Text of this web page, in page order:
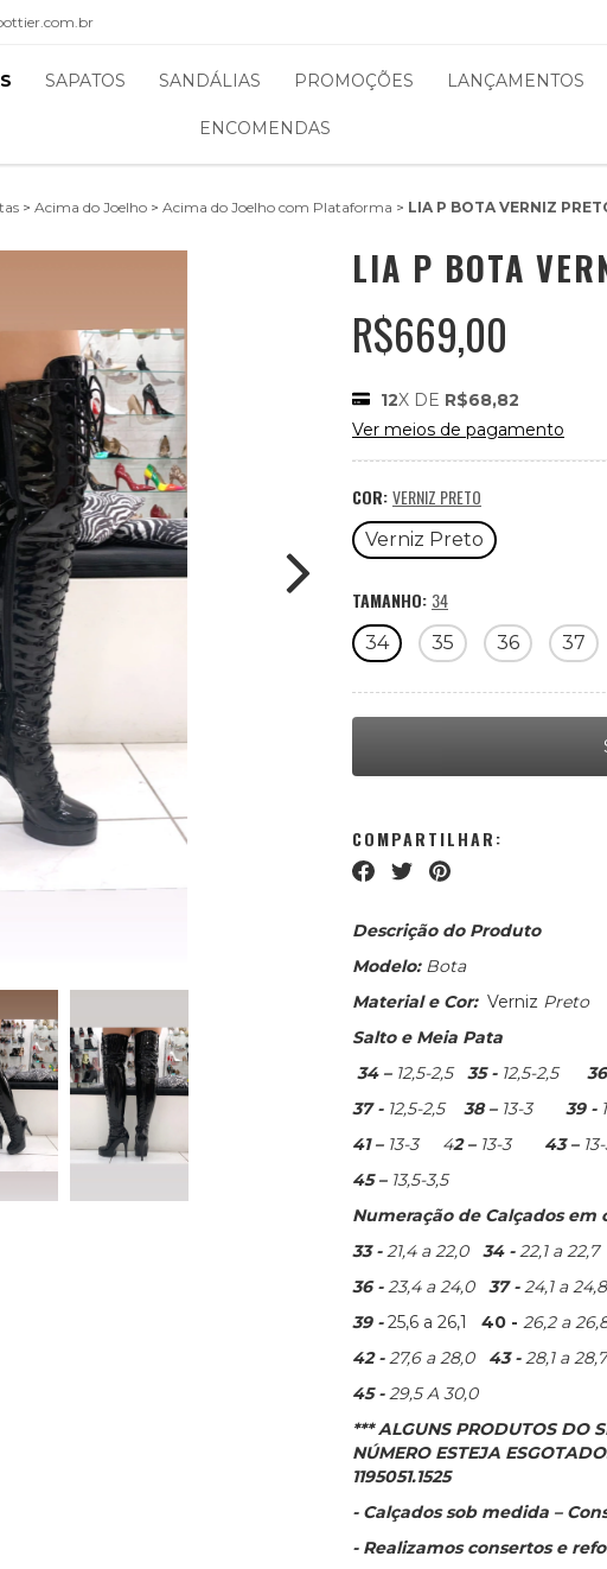
SAPATOS SANDÁLIAS PROMOÇÕES LANÇAMENTOS
ENCOMENDAS
> Acima do Joelho > Acima do Joelho com Plataforma > LIA P BOTA VERNIZ
LIA P BOTA
R$669,00
12X DE R$68,82
Ver meios de pagamento
COR:VERNIZ PRETO
Verniz Preto
TAMANHO: 34
34 35 36 37
COMPARTILHAR:
Descrição do Produto
Modelo: Bota
Material e Cor:Verniz Preto
Salto e Meia Pata
34 – 12,5-2,5 35 - 12,5-2,5
37 - 12,5-2,5 38 – 13-3 39 -
41 – 13-3 42 – 13-3 43 –
45 – 13,5-3,5
Numeração de Calçados
33 -21,4 a 22,0 34 -22,1 a 22,7
36 -23,4 a 24,037 -24,1 a 24,8
39 -25,6 a 26,1 40 - 26,2 a
42 -27,6 a 28,0 43 -28,1 a
45 -29,5 A 30,0
*** ALGUNS PRODUTOS DO
NÚMERO ESTEJA
1195051.1525
- Calçados sob medida –
- Realizamos consertos e